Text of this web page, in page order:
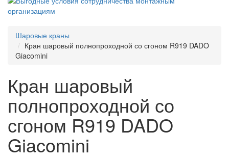
Шаровые краны
Кран шаровый полнопроходной со сгоном R919 DADO
Giacomini
Кран шаровый
полнопроходной со
сгоном R919 DADO
Giacomini